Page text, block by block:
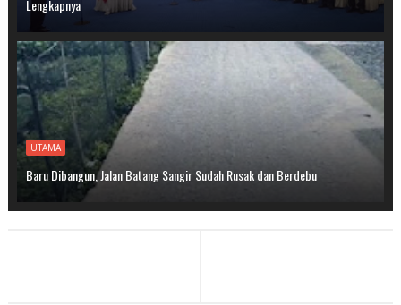
Lengkapnya
UTAMA
Baru Dibangun, Jalan Batang Sangir Sudah Rusak dan Berdebu